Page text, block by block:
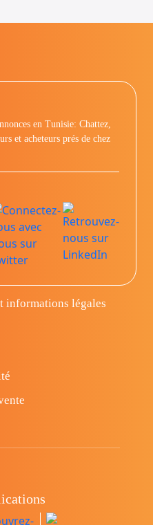
en Tunisie: Chattez,
et acheteurs prés de chez
informations légales